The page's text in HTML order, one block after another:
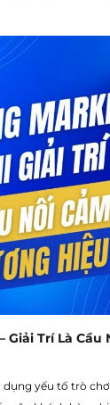
Trí Là Cầu
yếu tố trò